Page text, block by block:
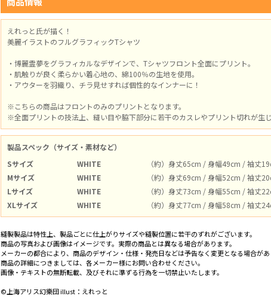
えれっと氏が描く！
美麗イラストのフルグラフィックTシャツ
・博麗霊夢をグラフィカルなデザインで、Tシャツフロント全面にプリント。
・肌触りが良く柔らかい着心地の、綿100％の生地を使用。
・アウターを羽織り、チラ見せすれば個性的なインナーに！
※こちらの商品はフロントのみのプリントとなります。
※全面プリントの技法上、縫い目や脇下部分に若干のカスレやプリント切れが生じ
製品スペック（サイズ・素材など）
Sサイズ
WHITE
（約）身丈65cm / 身幅49cm / 袖丈
Mサイズ
WHITE
（約）身丈69cm / 身幅52cm / 袖丈
Lサイズ
WHITE
（約）身丈73cm / 身幅55cm / 袖丈
XLサイズ
WHITE （約）身丈77cm / 身幅58cm / 袖丈
縫製製品は特性上、製品ごとに仕上がりサイズや縫製位置に若干のずれがございます。
商品の写真および画像はイメージです。実際の商品とは異なる場合があります。
メーカーの都合により、商品のデザイン・仕様・発売日などは予告なく変更となる場合があ
商品の詳細につきましては、各メーカー様にお問い合わせください。
画像・テキストの無断転載、及びそれに準ずる行為を一切禁止いたします。
©上海アリス幻樂団 illust：えれっと